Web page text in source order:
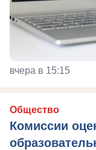
вчера в 15:15
Общество
Комиссии